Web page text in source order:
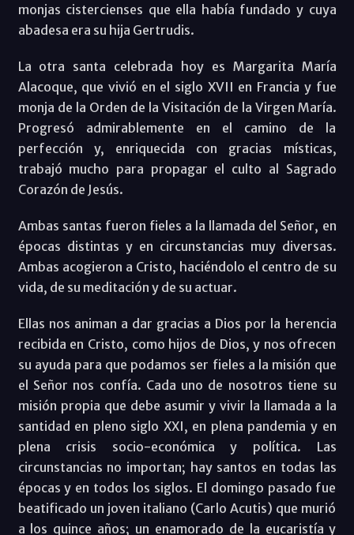
monjas cistercienses que ella había fundado y cuya
abadesa era su hija Gertrudis.
La otra santa celebrada hoy es Margarita María
Alacoque, que vivió en el siglo XVII en Francia y fue
monja de la Orden de la Visitación de la Virgen María.
Progresó admirablemente en el camino de la
perfección y, enriquecida con gracias místicas,
trabajó mucho para propagar el culto al Sagrado
Corazón de Jesús.
Ambas santas fueron fieles a la llamada del Señor, en
épocas distintas y en circunstancias muy diversas.
Ambas acogieron a Cristo, haciéndolo el centro de su
vida, de su meditación y de su actuar.
Ellas nos animan a dar gracias a Dios por la herencia
recibida en Cristo, como hijos de Dios, y nos ofrecen
su ayuda para que podamos ser fieles a la misión que
el Señor nos confía. Cada uno de nosotros tiene su
misión propia que debe asumir y vivir la llamada a la
santidad en pleno siglo XXI, en plena pandemia y en
plena crisis socio-económica y política. Las
circunstancias no importan; hay santos en todas las
épocas y en todos los siglos. El domingo pasado fue
beatificado un joven italiano (Carlo Acutis) que murió
a los quince años; un enamorado de la eucaristía y